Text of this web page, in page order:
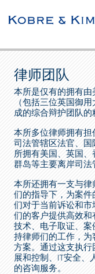
律师团队
本所是仅有的拥有
（包括三位英国御
成的综合辩护团队的
本所多位律师拥有
司法管辖区法官、
所拥有美国、英国
群岛等主要离岸司法
本所还拥有一支与
们的指导下，为案
们对于当前诉讼和
们的客户提供高效
技术、电子取证、
持律师们的工作，
方案。通过这支执
展和控制、IT安全、
的咨询服务。